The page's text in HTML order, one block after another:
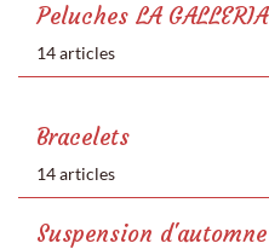
Peluches LA GALLERIA
14 articles
Bracelets
14 articles
Suspension d'automne